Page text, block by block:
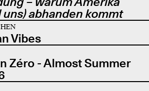
uns) abhanden kommt
Vibes
Zéro - Almost Summer